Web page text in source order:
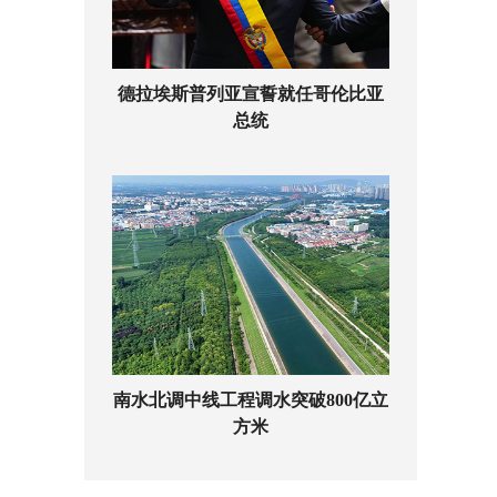
德拉埃斯普列亚宣誓就任哥伦比亚
总统
南水北调中线工程调水突破800亿立
方米